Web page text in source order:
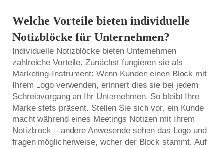
Welche Vorteile bieten individuelle
Notizblöcke für Unternehmen?
Individuelle Notizblöcke bieten Unternehmen
zahlreiche Vorteile. Zunächst fungieren sie als
Marketing-Instrument: Wenn Kunden einen Block mit
Ihrem Logo verwenden, erinnert dies sie bei jedem
Schreibvorgang an Ihr Unternehmen. So bleibt Ihre
Marke stets präsent. Stellen Sie sich vor, ein Kunde
macht während eines Meetings Notizen mit Ihrem
Notizblock – andere Anwesende sehen das Logo und
fragen möglicherweise, woher der Block stammt. Auf